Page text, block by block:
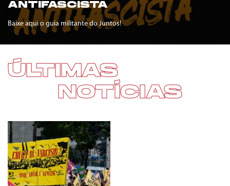
ANTIFASCISTA
Baixe aqui o guia militante do Juntos!
ÚLTIMAS
NOTÍCIAS